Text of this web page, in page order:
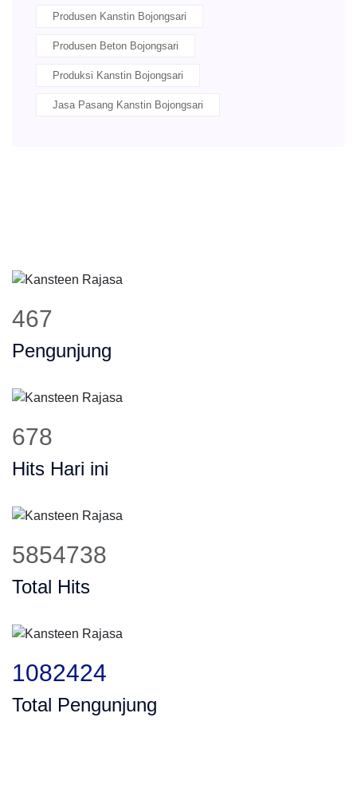
Produsen Kanstin Bojongsari
Produsen Beton Bojongsari
Produksi Kanstin Bojongsari
Jasa Pasang Kanstin Bojongsari
467
Pengunjung
678
Hits Hari ini
5854738
Total Hits
1082424
Total Pengunjung